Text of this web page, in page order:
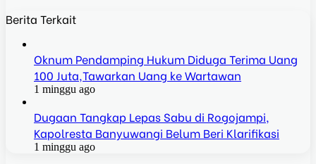
Berita Terkait
Oknum Pendamping Hukum Diduga Terima Uang
100 Juta,Tawarkan Uang ke Wartawan
1 minggu ago
Dugaan Tangkap Lepas Sabu di Rogojampi,
Kapolresta Banyuwangi Belum Beri Klarifikasi
1 minggu ago